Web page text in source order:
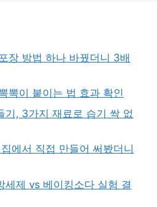
장 방법 하나 바꿨더니 3배
뽁이 붙이는 법 효과 확인
기, 3가지 재료로 습기 싹 없
에서 직접 만들어 써봤더니
세제 vs 베이킹소다 실험 결